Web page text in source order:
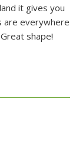
it gives you
are everywhere
shape!